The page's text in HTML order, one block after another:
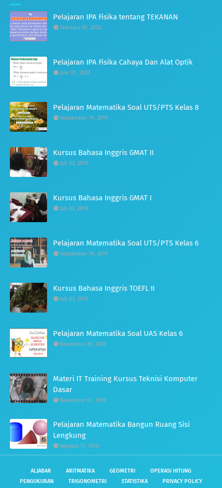
Pelajaran IPA Fisika tentang TEKANAN
Februari 01, 2020
Pelajaran IPA Fisika Cahaya Dan Alat Optik
Juni 05, 2020
Pelajaran Matematika Soal UTS/PTS Kelas 8
September 19, 2019
Kursus Bahasa Inggris GMAT II
Juli 03, 2019
Kursus Bahasa Inggris GMAT I
Juli 03, 2019
Pelajaran Matematika Soal UTS/PTS Kelas 6
September 18, 2019
Kursus Bahasa Inggris TOEFL II
Juli 03, 2019
Pelajaran Matematika Soal UAS Kelas 6
November 26, 2018
Materi IT Training Kursus Teknisi Komputer
Dasar
November 07, 2018
Pelajaran Matematika Bangun Ruang Sisi
Lengkung
Agustus 17, 2018
ALJABAR ARITMATIKA GEOMETRI
OPERASI HITUNG
PENGUKURAN
TRIGONOMETRI STATISTIKA PRIVACY POLICY